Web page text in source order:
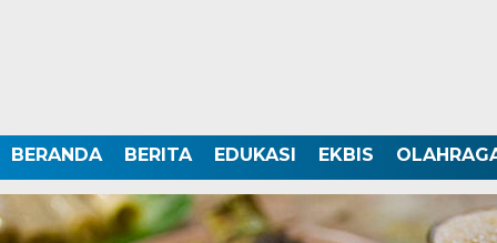
BERANDA BERITA EDUKASI EKBIS